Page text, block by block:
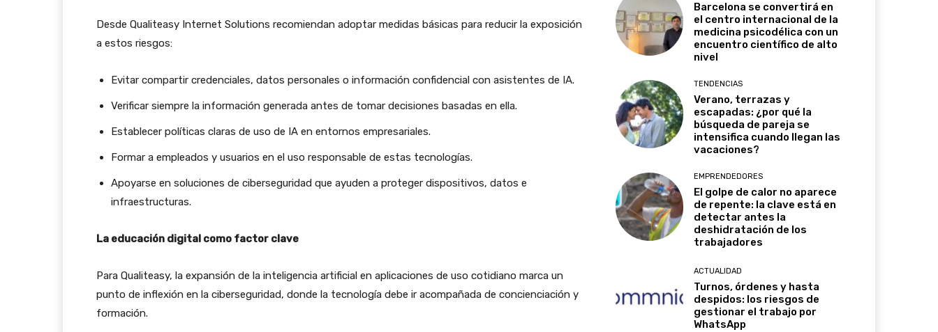
Desde Qualiteasy Internet Solutions recomiendan adoptar medidas básicas para reducir la exposición
a estos riesgos:
Evitar compartir credenciales, datos personales o información confidencial con asistentes de IA.
Verificar siempre la información generada antes de tomar decisiones basadas en ella.
Establecer políticas claras de uso de IA en entornos empresariales.
Formar a empleados y usuarios en el uso responsable de estas tecnologías.
Apoyarse en soluciones de ciberseguridad que ayuden a proteger dispositivos, datos e
infraestructuras.
La educación digital como factor clave
Para Qualiteasy, la expansión de la inteligencia artificial en aplicaciones de uso cotidiano marca un
punto de inflexión en la ciberseguridad, donde la tecnología debe ir acompañada de concienciación y
formación.
Barcelona se convertirá en
el centro internacional de la
medicina psicodélica con un
encuentro científico de alto
nivel
TENDENCIAS
Verano, terrazas y
escapadas: ¿por qué la
búsqueda de pareja se
intensifica cuando llegan las
vacaciones?
EMPRENDEDORES
El golpe de calor no aparece
de repente: la clave está en
detectar antes la
deshidratación de los
trabajadores
ACTUALIDAD
Turnos, órdenes y hasta
despidos: los riesgos de
gestionar el trabajo por
WhatsApp